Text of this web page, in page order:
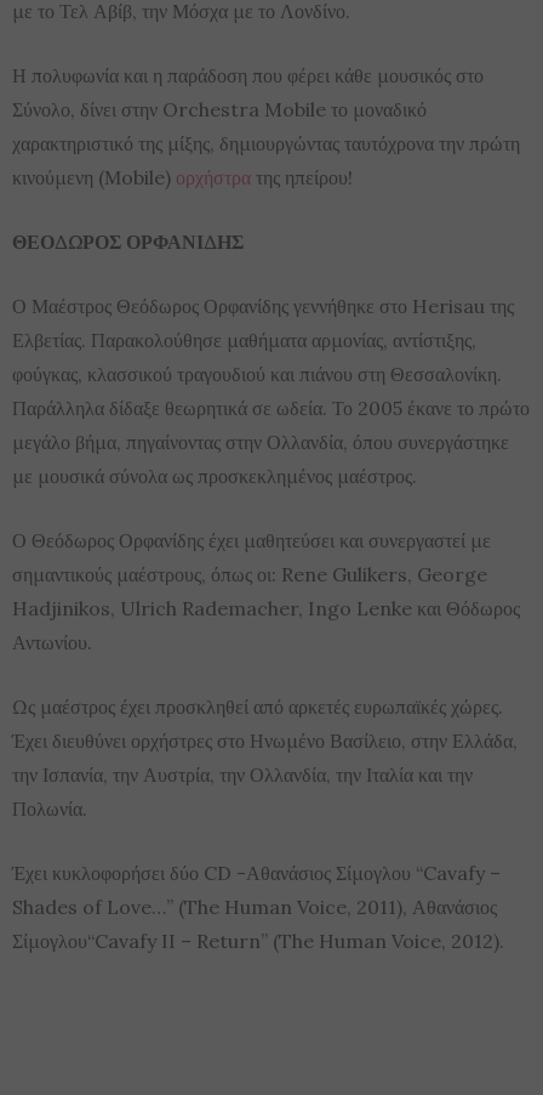
με το Τελ Αβίβ, την Μόσχα με το Λονδίνο.
Η πολυφωνία και η παράδοση που φέρει κάθε μουσικός στο
Σύνολο, δίνει στην Orchestra Mobile το μοναδικό
χαρακτηριστικό της μίξης, δημιουργώντας ταυτόχρονα την πρώτη
κινούμενη (Μobile) ορχήστρα της ηπείρου!
ΘΕΟΔΩΡΟΣ ΟΡΦΑΝΙΔΗΣ
Ο Μαέστρος Θεόδωρος Ορφανίδης γεννήθηκε στο Herisau της
Ελβετίας. Παρακολούθησε μαθήματα αρμονίας, αντίστιξης,
φούγκας, κλασσικού τραγουδιού και πιάνου στη Θεσσαλονίκη.
Παράλληλα δίδαξε θεωρητικά σε ωδεία. Το 2005 έκανε το πρώτο
μεγάλο βήμα, πηγαίνοντας στην Ολλανδία, όπου συνεργάστηκε
με μουσικά σύνολα ως προσκεκλημένος μαέστρος.
Ο Θεόδωρος Ορφανίδης έχει μαθητεύσει και συνεργαστεί με
σημαντικούς μαέστρους, όπως οι: Rene Gulikers, George
Hadjinikos, Ulrich Rademacher, Ingo Lenke και Θόδωρος
Αντωνίου.
Ως μαέστρος έχει προσκληθεί από αρκετές ευρωπαϊκές χώρες.
Έχει διευθύνει ορχήστρες στο Ηνωμένο Βασίλειο, στην Ελλάδα,
την Ισπανία, την Αυστρία, την Ολλανδία, την Ιταλία και την
Πολωνία.
Έχει κυκλοφορήσει δύο CD -Αθανάσιος Σίμογλου “Cavafy –
Shades of Love…” (The Human Voice, 2011), Αθανάσιος
Σίμογλου“Cavafy II – Return” (The Human Voice, 2012).